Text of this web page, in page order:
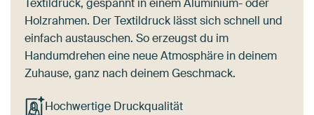
Textildruck, gespannt in einem Aluminium- oder
Holzrahmen. Der Textildruck lässt sich schnell und
einfach austauschen. So erzeugst du im
Handumdrehen eine neue Atmosphäre in deinem
Zuhause, ganz nach deinem Geschmack.
Hochwertige Druckqualität